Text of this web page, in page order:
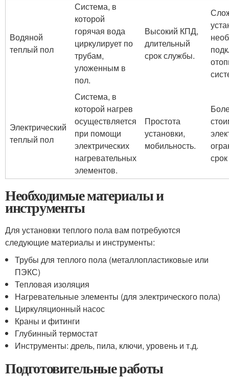
Водяной
теплый пол
Система, в
которой
горячая вода
циркулирует по
трубам,
уложенным в
пол.
Высокий КПД,
длительный
срок службы.
Электрический
теплый пол
Система, в
которой нагрев
осуществляется
при помощи
электрических
нагревательных
элементов.
Простота
установки,
мобильность.
Необходимые материалы и
инструменты
Для установки теплого пола вам потребуются
следующие материалы и инструменты:
Трубы для теплого пола (металлопластиковые или
ПЭКС)
Тепловая изоляция
Нагревательные элементы (для электрического пола)
Циркуляционный насос
Краны и фитинги
Глубинный термостат
Инструменты: дрель, пила, ключи, уровень и т.д.
Подготовительные работы